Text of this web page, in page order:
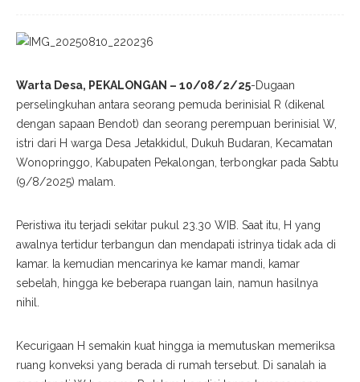
Warta Desa, PEKALONGAN – 10/08/2/25-Dugaan
perselingkuhan antara seorang pemuda berinisial R (dikenal
dengan sapaan Bendot) dan seorang perempuan berinisial W,
istri dari H warga Desa Jetakkidul, Dukuh Budaran, Kecamatan
Wonopringgo, Kabupaten Pekalongan, terbongkar pada Sabtu
(9/8/2025) malam.
Peristiwa itu terjadi sekitar pukul 23.30 WIB. Saat itu, H yang
awalnya tertidur terbangun dan mendapati istrinya tidak ada di
kamar. Ia kemudian mencarinya ke kamar mandi, kamar
sebelah, hingga ke beberapa ruangan lain, namun hasilnya
nihil.
Kecurigaan H semakin kuat hingga ia memutuskan memeriksa
ruang konveksi yang berada di rumah tersebut. Di sanalah ia